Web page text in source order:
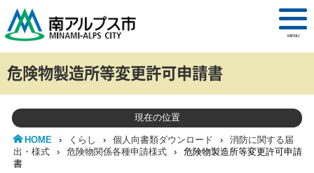
MENU
危険物製造所等変更許可申請書
現在の位置
HOME › くらし › 個人向書類ダウンロード ›
消防に関する届
出・様式
› 危険物関係各種申請様式 ›
危険物製造所等変更許可申請
書